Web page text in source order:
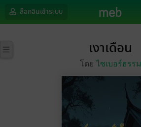
ล็อกอินเข้าระบบ
เงาเดือน
โดย ไซเบอร์ธรรม